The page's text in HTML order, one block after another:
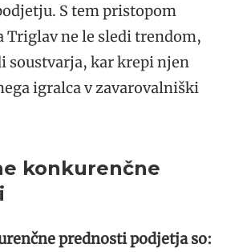
S tem pristopom
Triglav ne le sledi trendom,
soustvarja, kar krepi njen
igralca v zavarovalniški
konkurenčne
prednosti podjetja so: